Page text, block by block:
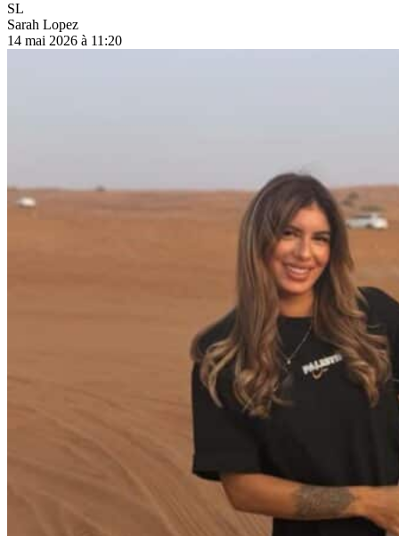
SL
Sarah Lopez
14 mai 2026 à 11:20